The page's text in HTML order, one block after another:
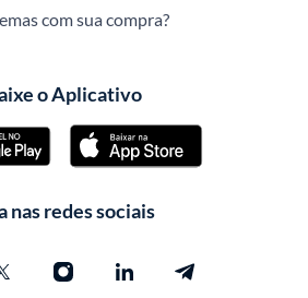
com sua compra?
o Aplicativo
nas redes sociais